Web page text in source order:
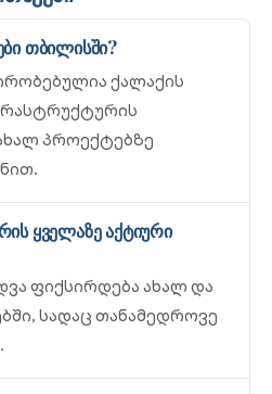
თბილისში?
ქალაქის
პროექტებზე
ყველაზე აქტიური
ფიქსირდება ახალ და
სადაც თანამედროვე